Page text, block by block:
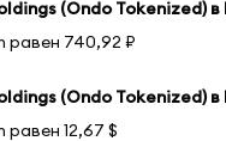
(Ondo Tokenized) в
равен 740,92 ₽
(Ondo Tokenized) в
равен 12,67 $